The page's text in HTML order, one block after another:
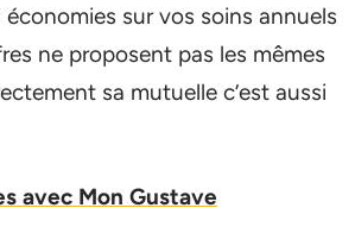
sur vos soins annuels
ne proposent pas les mêmes
sa mutuelle c’est aussi
avec Mon Gustave